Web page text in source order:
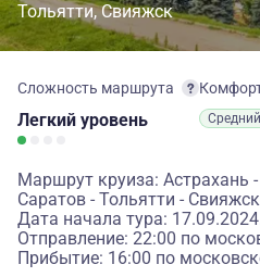
Тольятти Свияжск
Сложность маршрута
Легкий уровень Средний
Маршрут круиза: Астрахань
Саратов - Тольятти -
Дата начала тура:
Отправление: 22:00 по
Прибытие: 16:00 по